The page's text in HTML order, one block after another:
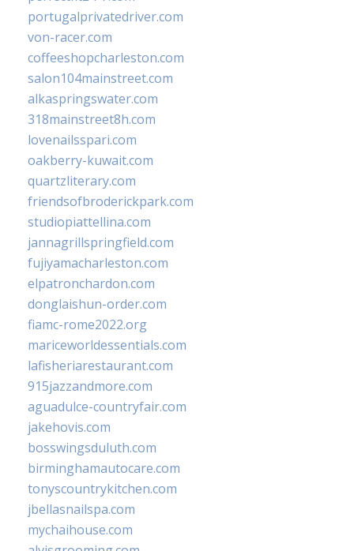
portugalprivatedriver.com
von-racer.com
coffeeshopcharleston.com
salon104mainstreet.com
alkaspringswater.com
318mainstreet8h.com
lovenailsspari.com
oakberry-kuwait.com
quartzliterary.com
friendsofbroderickpark.com
studiopiattellina.com
jannagrillspringfield.com
fujiyamacharleston.com
elpatronchardon.com
donglaishun-order.com
fiamc-rome2022.org
mariceworldessentials.com
lafisheriarestaurant.com
915jazzandmore.com
aguadulce-countryfair.com
jakehovis.com
bosswingsduluth.com
birminghamautocare.com
tonyscountrykitchen.com
jbellasnailspa.com
mychaihouse.com